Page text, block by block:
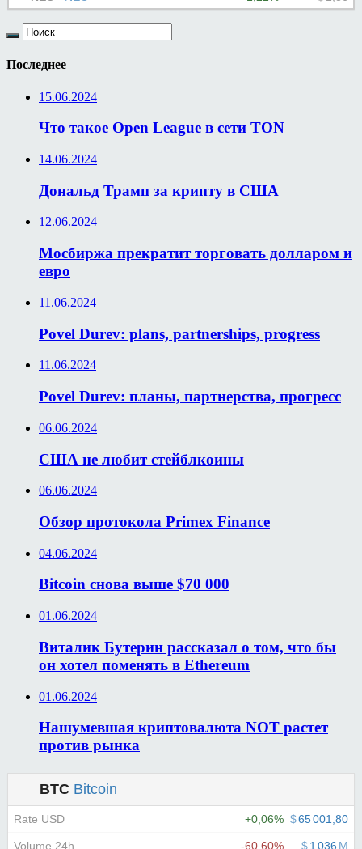
Последнее
15.06.2024
Что такое Open League в сети TON
14.06.2024
Дональд Трамп за крипту в США
12.06.2024
Мосбиржа прекратит торговать долларом и
евро
11.06.2024
Povel Durev: plans, partnerships, progress
11.06.2024
Povel Durev: планы, партнерства, прогресс
06.06.2024
США не любит стейблкоины
06.06.2024
Обзор протокола Primex Finance
04.06.2024
Bitcoin снова выше $70 000
01.06.2024
Виталик Бутерин рассказал о том, что бы
он хотел поменять в Ethereum
01.06.2024
Нашумевшая криптовалюта NOT растет
против рынка